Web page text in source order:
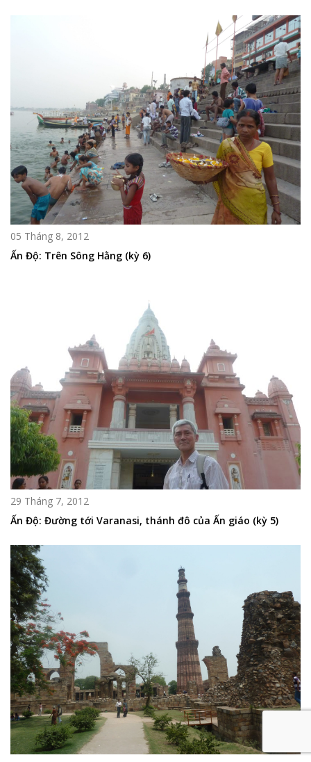
05 Tháng 8, 2012
Ấn Độ: Trên Sông Hằng (kỳ 6)
29 Tháng 7, 2012
Ấn Độ: Đường tới Varanasi, thánh đô của Ấn giáo (kỳ 5)